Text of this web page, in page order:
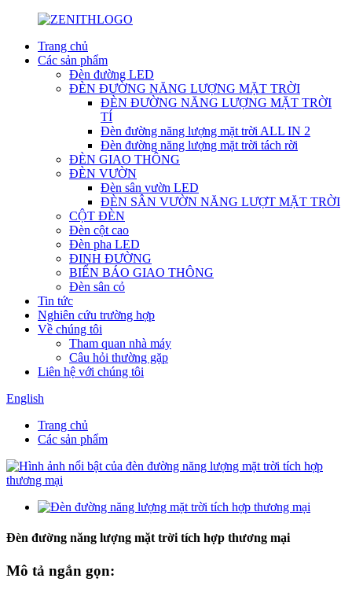
Trang chủ
Các sản phẩm
Đèn đường LED
ĐÈN ĐƯỜNG NĂNG LƯỢNG MẶT TRỜI
ĐÈN ĐƯỜNG NĂNG LƯỢNG MẶT TRỜI
TÍ
Đèn đường năng lượng mặt trời ALL IN 2
Đèn đường năng lượng mặt trời tách rời
ĐÈN GIAO THÔNG
ĐÈN VƯỜN
Đèn sân vườn LED
ĐÈN SÂN VƯỜN NĂNG LƯỢT MẶT TRỜI
CỘT ĐÈN
Đèn cột cao
Đèn pha LED
ĐINH ĐƯỜNG
BIỂN BÁO GIAO THÔNG
Đèn sân cỏ
Tin tức
Nghiên cứu trường hợp
Về chúng tôi
Tham quan nhà máy
Câu hỏi thường gặp
Liên hệ với chúng tôi
English
Trang chủ
Các sản phẩm
Đèn đường năng lượng mặt trời tích hợp thương mại
Mô tả ngắn gọn: